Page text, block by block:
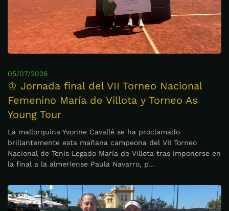
05/07/2026
♔ Jornada final del VII Torneo Nacional
Femenino María de Villota y Torneo As
Young Tour
La mallorquina Yvonne Cavallé se ha proclamado
brillantemente esta mañana campeona del VII Torneo
Nacional de Tenis Legado María de Villota tras imponerse en
la final a la almeriense Paula Navarro, p…